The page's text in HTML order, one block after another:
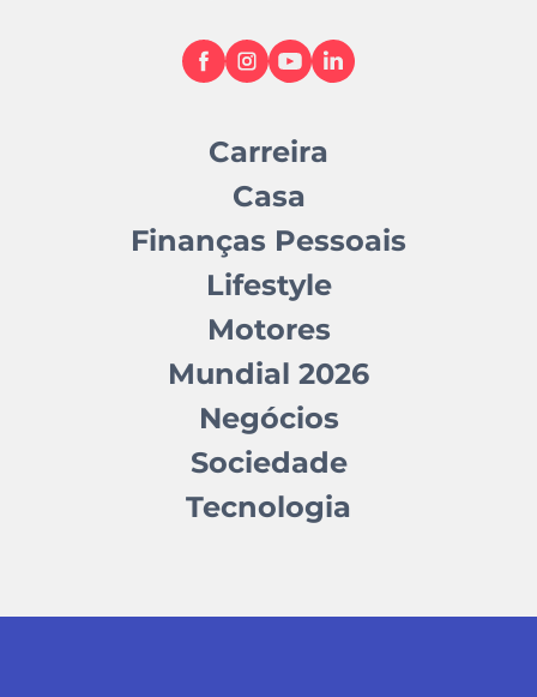
Carreira
Casa
Finanças Pessoais
Lifestyle
Motores
Mundial 2026
Negócios
Sociedade
Tecnologia